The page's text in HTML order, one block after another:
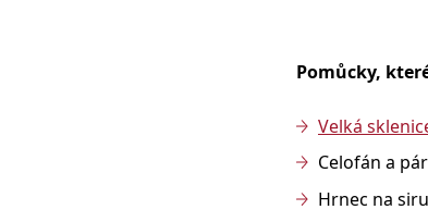
Pomůcky,
Velká
Celofán a
Hrnec na